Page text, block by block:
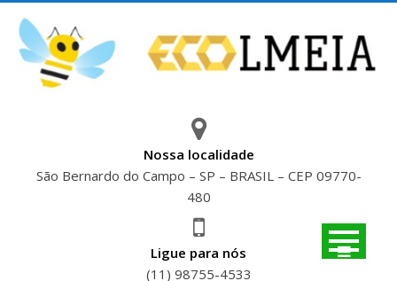
content
Nossa localidade
São Bernardo do Campo – SP – BRASIL – CEP 09770-
480
Ligue para nós
(11) 98755-4533